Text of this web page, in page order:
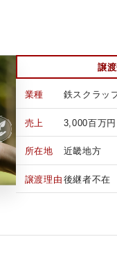
譲
業種 鉄スクラッ
売上 3,000百万
所在地 近畿地方
譲渡理由 後継者不在